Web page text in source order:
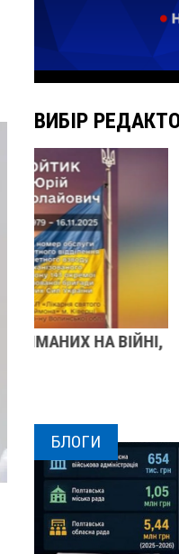
ВИБІР
У ПОЛТАВІ
ВОЛОДИМИРОМ
БЛОГИ